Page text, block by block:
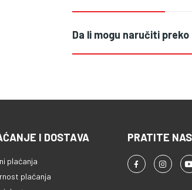
Da li mogu naručiti
I DOSTAVA
plaćanja
plaćanja
PRATITE NAS